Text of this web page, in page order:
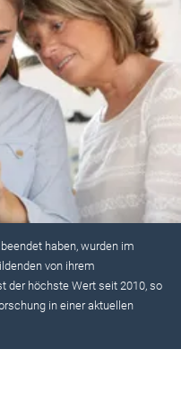
haben, wurden im
von ihrem
der höchste Wert seit 2010, so
in einer aktuellen